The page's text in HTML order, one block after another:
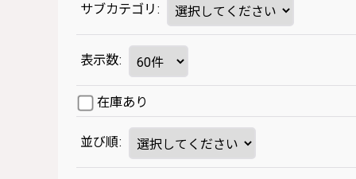
サブカテゴリ :
表示数:
在庫あり
並び順: